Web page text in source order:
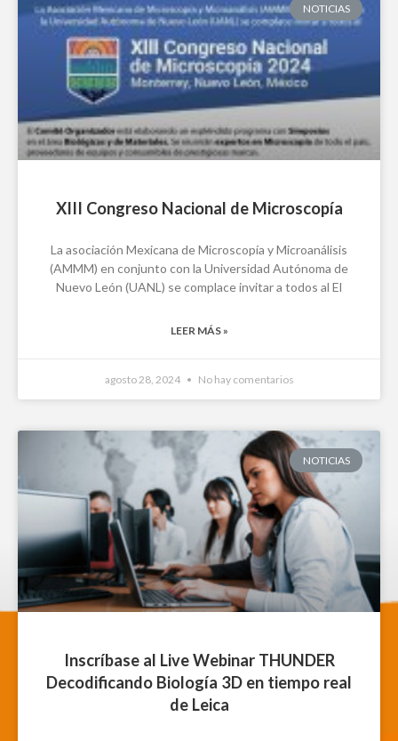
NOTICIAS
XIII Congreso Nacional de Microscopía
La asociación Mexicana de Microscopía y Microanálisis
(AMMM) en conjunto con la Universidad Autónoma de
Nuevo León (UANL) se complace invitar a todos al El
LEER MÁS »
agosto 28, 2024 No hay comentarios
NOTICIAS
Inscríbase al Live Webinar THUNDER
Decodificando Biología 3D en tiempo real
de Leica